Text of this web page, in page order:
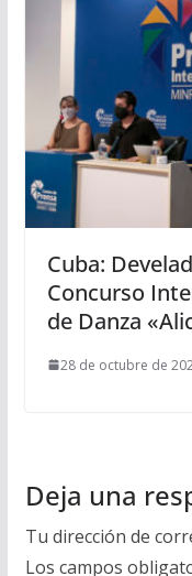
Cuba:
Concurso
de Danza
28 de octubre de
Deja una
Tu dirección de
Los campos